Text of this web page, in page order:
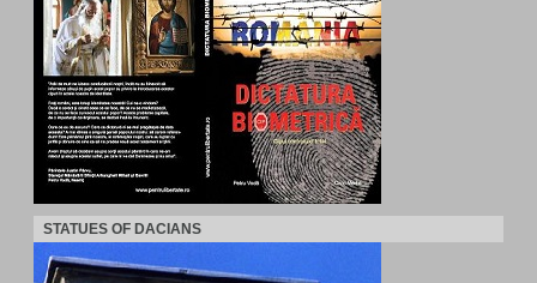
STATUES OF DACIANS